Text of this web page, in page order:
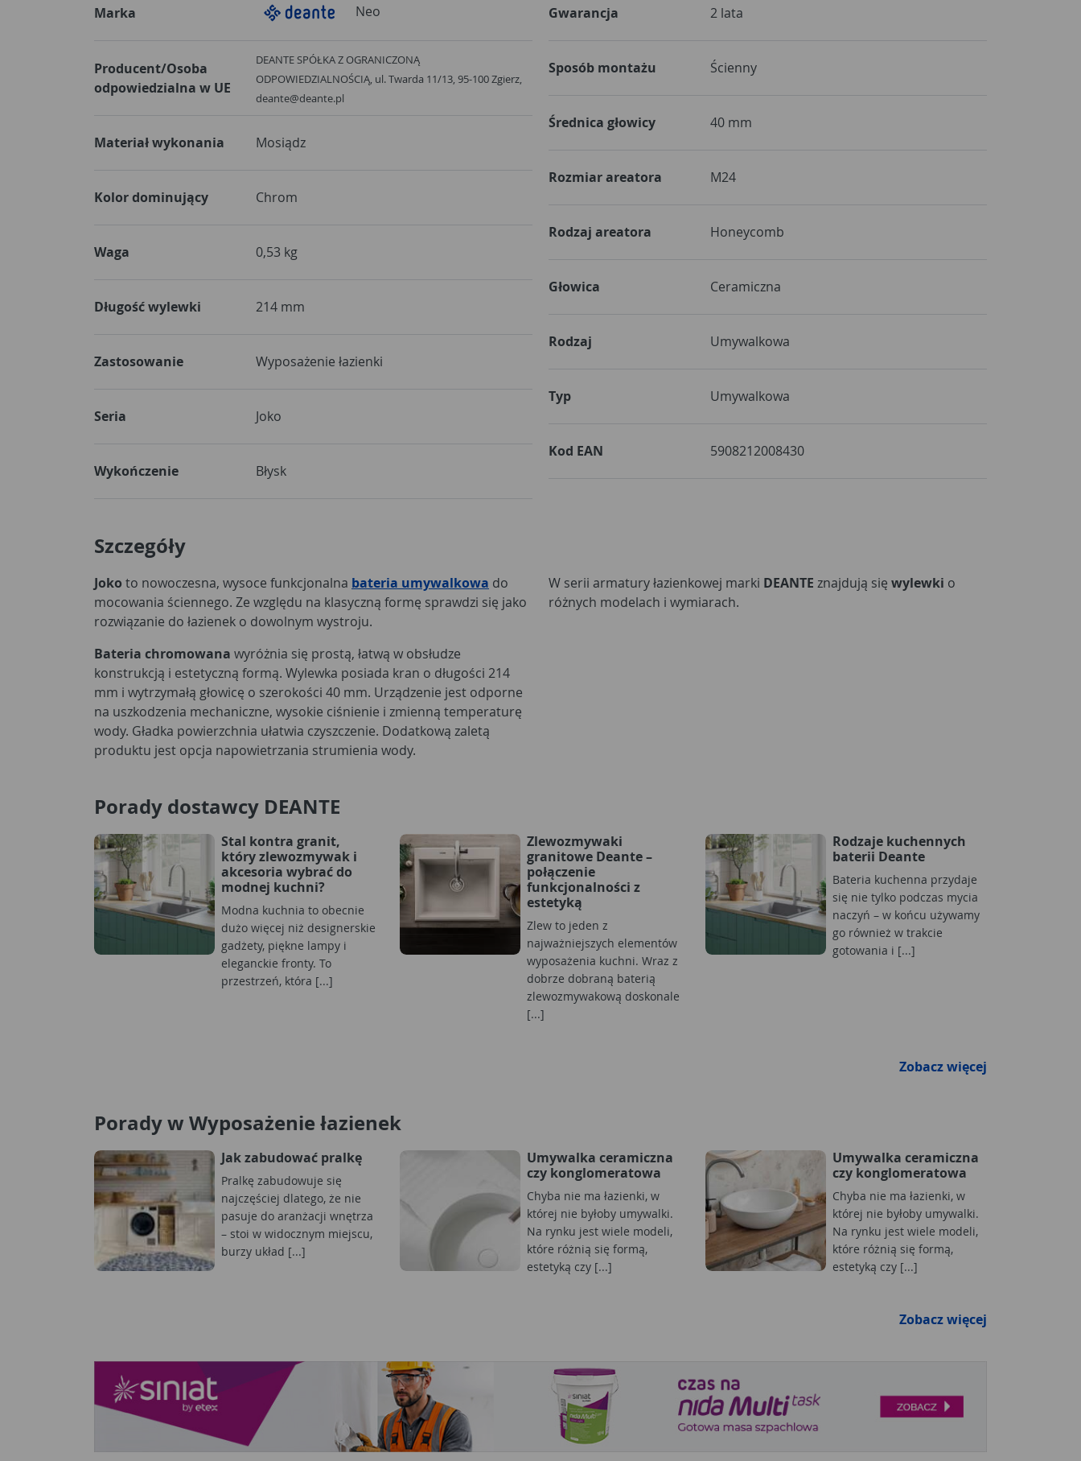
Marka Neo
Producent/Osoba
odpowiedzialna w UE
DEANTE SPÓŁKA Z OGRANICZONĄ
ODPOWIEDZIALNOŚCIĄ, ul. Twarda 11/13, 95-100 Zgierz,
deante@deante.pl
Materiał wykonania Mosiądz
Kolor dominujący Chrom
Waga 0,53 kg
Długość wylewki 214 mm
Zastosowanie Wyposażenie łazienki
Seria Joko
Wykończenie Błysk
Gwarancja 2 lata
Sposób montażu Ścienny
Średnica głowicy 40 mm
Rozmiar areatora M24
Rodzaj areatora Honeycomb
Głowica Ceramiczna
Rodzaj Umywalkowa
Typ Umywalkowa
Kod EAN 5908212008430
Szczegóły
Joko to nowoczesna, wysoce funkcjonalna bateria umywalkowa do
mocowania ściennego. Ze względu na klasyczną formę sprawdzi się jako
rozwiązanie do łazienek o dowolnym wystroju.
Bateria chromowana wyróżnia się prostą, łatwą w obsłudze
konstrukcją i estetyczną formą. Wylewka posiada kran o długości 214
mm i wytrzymałą głowicę o szerokości 40 mm. Urządzenie jest odporne
na uszkodzenia mechaniczne, wysokie ciśnienie i zmienną temperaturę
wody. Gładka powierzchnia ułatwia czyszczenie. Dodatkową zaletą
produktu jest opcja napowietrzania strumienia wody.
W serii armatury łazienkowej marki DEANTE znajdują się wylewki o
różnych modelach i wymiarach.
Porady dostawcy DEANTE
Stal kontra granit,
który zlewozmywak i
akcesoria wybrać do
modnej kuchni?
Modna kuchnia to obecnie
dużo więcej niż designerskie
gadżety, piękne lampy i
eleganckie fronty. To
przestrzeń, która [...]
Zlewozmywaki
granitowe Deante –
połączenie
funkcjonalności z
estetyką
Zlew to jeden z
najważniejszych elementów
wyposażenia kuchni. Wraz z
dobrze dobraną baterią
zlewozmywakową doskonale
[...]
Rodzaje kuchennych
baterii Deante
Bateria kuchenna przydaje
się nie tylko podczas mycia
naczyń – w końcu używamy
go również w trakcie
gotowania i [...]
Zobacz więcej
Porady w Wyposażenie łazienek
Jak zabudować pralkę
Pralkę zabudowuje się
najczęściej dlatego, że nie
pasuje do aranżacji wnętrza
– stoi w widocznym miejscu,
burzy układ [...]
Umywalka ceramiczna
czy konglomeratowa
Chyba nie ma łazienki, w
której nie byłoby umywalki.
Na rynku jest wiele modeli,
które różnią się formą,
estetyką czy [...]
Umywalka ceramiczna
czy konglomeratowa
Chyba nie ma łazienki, w
której nie byłoby umywalki.
Na rynku jest wiele modeli,
które różnią się formą,
estetyką czy [...]
Zobacz więcej